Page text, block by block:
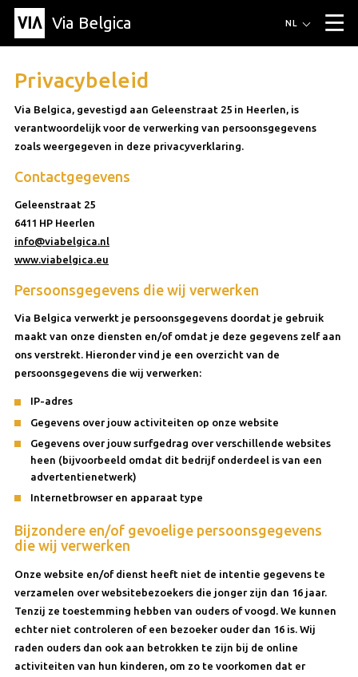
Via Belgica ▼
Artikel
Educatie
Recept
Vrienden
Over Via Belgica
NL
Privacybeleid
Via Belgica, gevestigd aan Geleenstraat 25 in Heerlen, is
verantwoordelijk voor de verwerking van persoonsgegevens
zoals weergegeven in deze privacyverklaring.
Contactgegevens
Geleenstraat 25
6411 HP Heerlen
info@viabelgica.nl
www.viabelgica.eu
Persoonsgegevens die wij verwerken
Via Belgica verwerkt je persoonsgegevens doordat je gebruik
maakt van onze diensten en/of omdat je deze gegevens zelf aan
ons verstrekt. Hieronder vind je een overzicht van de
persoonsgegevens die wij verwerken:
IP-adres
Gegevens over jouw activiteiten op onze website
Gegevens over jouw surfgedrag over verschillende websites
heen (bijvoorbeeld omdat dit bedrijf onderdeel is van een
advertentienetwerk)
Internetbrowser en apparaat type
Bijzondere en/of gevoelige persoonsgegevens
die wij verwerken
Onze website en/of dienst heeft niet de intentie gegevens te
verzamelen over websitebezoekers die jonger zijn dan 16 jaar.
Tenzij ze toestemming hebben van ouders of voogd. We kunnen
echter niet controleren of een bezoeker ouder dan 16 is. Wij
raden ouders dan ook aan betrokken te zijn bij de online
activiteiten van hun kinderen, om zo te voorkomen dat er